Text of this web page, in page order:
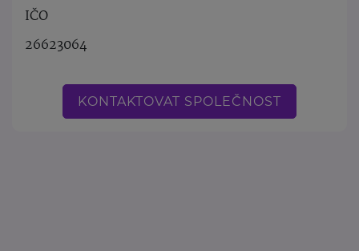
IČO
26623064
KONTAKTOVAT SPOLEČNOST